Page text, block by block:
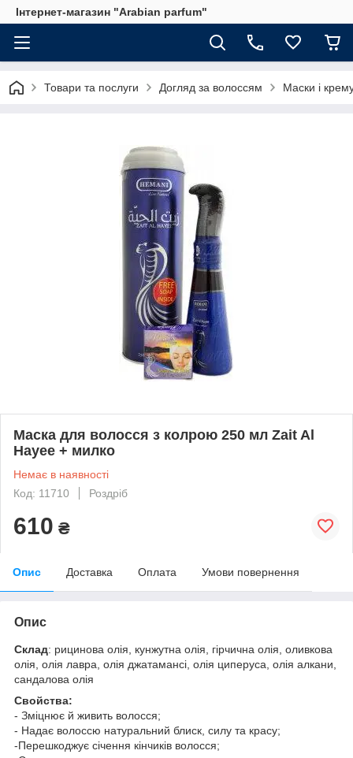
Інтернет-магазин "Arabian parfum"
Товари та послуги Догляд за волоссям Маски і
Маска для волосся з колрою 250 мл Zait Al
Hayee + милко
Немає в наявності
Код: 11710
Роздріб
610 ₴
Опис Доставка Оплата Умови повернення
Опис
Склад: рицинова олія, кунжутна олія, гірчична олія, оливкова
олія, олія лавра, олія джатамансі, олія циперуса, олія алкани,
сандалова олія
Свойства:
- Зміцнює й живить волосся;
- Надає волоссю натуральний блиск, силу та красу;
-Перешкоджує січення кінчиків волосся;